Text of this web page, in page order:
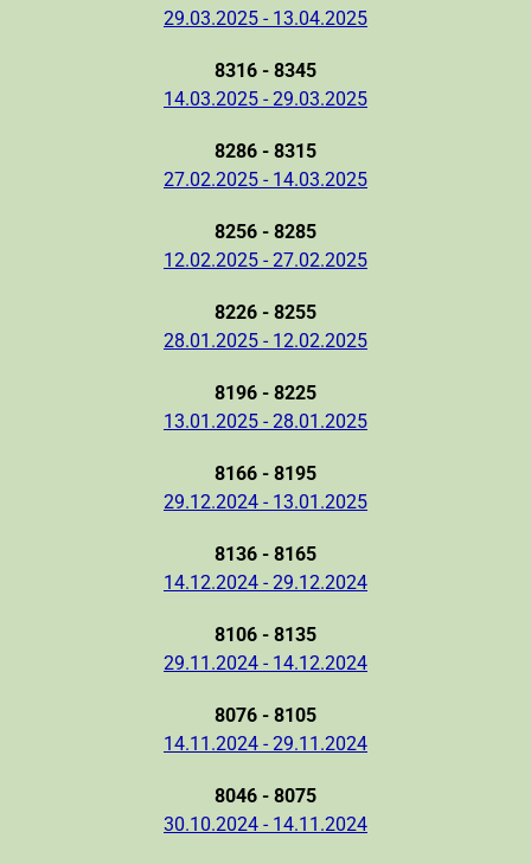
29.03.2025 - 13.04.2025
8316 - 8345
14.03.2025 - 29.03.2025
8286 - 8315
27.02.2025 - 14.03.2025
8256 - 8285
12.02.2025 - 27.02.2025
8226 - 8255
28.01.2025 - 12.02.2025
8196 - 8225
13.01.2025 - 28.01.2025
8166 - 8195
29.12.2024 - 13.01.2025
8136 - 8165
14.12.2024 - 29.12.2024
8106 - 8135
29.11.2024 - 14.12.2024
8076 - 8105
14.11.2024 - 29.11.2024
8046 - 8075
30.10.2024 - 14.11.2024